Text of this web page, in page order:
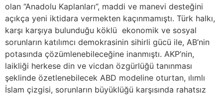
olan “Anadolu Kaplanları”, maddi ve manevi desteğini
açıkça yeni iktidara vermekten kaçınmamıştı. Türk halkı,
karşı karşıya bulunduğu köklü ekonomik ve sosyal
sorunların katılımcı demokrasinin sihirli gücü ile, AB’nin
potasında çözümlenebileceğine inanmıştı. AKP’nin,
laikliği herkese din ve vicdan özgürlüğü tanınması
şeklinde özetlenebilecek ABD modeline oturtan, ılımlı
İslam çizgisi, sorunların büyüklüğü karşısında rahatsız